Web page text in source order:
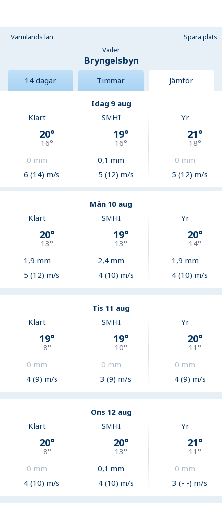
Värmlands län
Spara plats
Väder
Bryngelsbyn
14 dagar Timmar Jämför
Idag 9 aug
Klart
20°
16°
0 mm
6 (14) m/s
SMHI
19°
16°
0,1 mm
5 (12) m/s
Yr
21°
18°
0 mm
5 (12) m/s
Mån 10 aug
Klart
20°
13°
1,9 mm
5 (12) m/s
SMHI
19°
13°
2,4 mm
4 (10) m/s
Yr
20°
14°
1,9 mm
4 (10) m/s
Tis 11 aug
Klart
19°
8°
0 mm
4 (9) m/s
SMHI
19°
10°
0 mm
3 (9) m/s
Yr
20°
11°
0 mm
4 (9) m/s
Ons 12 aug
Klart
20°
8°
0 mm
4 (10) m/s
SMHI
20°
13°
0,1 mm
4 (10) m/s
Yr
21°
11°
0 mm
3 (- -) m/s